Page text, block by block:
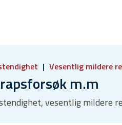
Vesentlig mildere
m.m
vesentlig